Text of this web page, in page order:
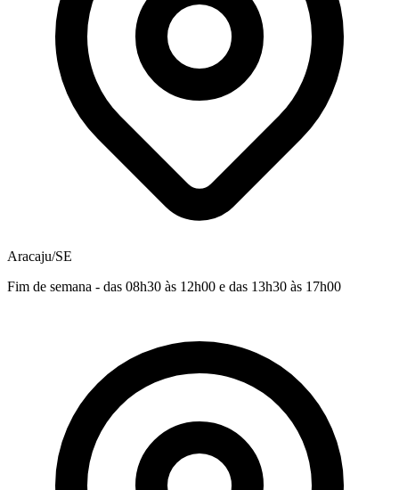
Aracaju/SE
Fim de semana - das 08h30 às 12h00 e das 13h30 às 17h00